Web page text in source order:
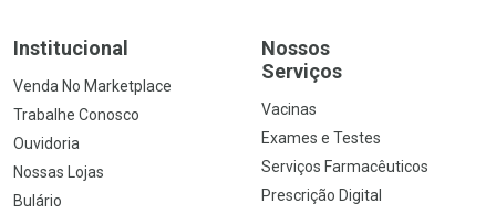
Institucional
Venda No Marketplace
Trabalhe Conosco
Ouvidoria
Nossas Lojas
Bulário
Nossos
Serviços
Vacinas
Exames e Testes
Serviços Farmacêuticos
Prescrição Digital